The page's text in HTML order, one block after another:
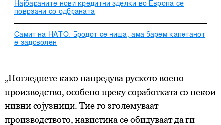
Најбараните нови кредитни зделки во Европа се
поврзани со одбраната
Самит на НАТО: Бродот се ниша, ама барем капетанот
е задоволен
„Погледнете како напредува руското воено
производство, особено преку соработката со некои
нивни сојузници. Тие го зголемуваат
производството, навистина се обидуваат да ги